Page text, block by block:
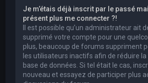
Je m’étais déjà inscrit par le passé
présent plus me connecter ?!
Il est possible qu’un administrateur ait
supprimé votre compte pour une
plus, beaucoup de forums suppriment
les utilisateurs inactifs afin de réduire
base de données. Si tel était le cas,
nouveau et essayez de participer plus